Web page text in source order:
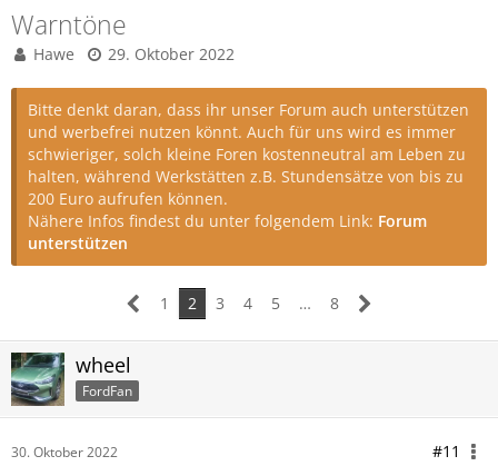
Warntöne
Hawe 29. Oktober 2022
Bitte denkt daran, dass ihr unser Forum auch unterstützen
und werbefrei nutzen könnt. Auch für uns wird es immer
schwieriger, solch kleine Foren kostenneutral am Leben zu
halten, während Werkstätten z.B. Stundensätze von bis zu
200 Euro aufrufen können.
Nähere Infos findest du unter folgendem Link: Forum
unterstützen
1 2 3 4 5 … 8
wheel
FordFan
30. Oktober 2022 #11